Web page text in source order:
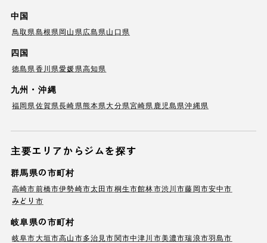
中国
鳥取県島根県岡山県広島県山口県
四国
徳島県香川県愛媛県高知県
九州・沖縄
福岡県佐賀県長崎県熊本県大分県宮崎県 鹿児島県沖縄県
主要エリアからジムを探す
群馬県の市町村
高崎市前橋市伊勢崎市太田市桐生市館林市渋川市藤岡市安中市
みどり市
岐阜県の市町村
岐阜市大垣市高山市多治見市関市中津川市美濃市瑞浪市羽島市